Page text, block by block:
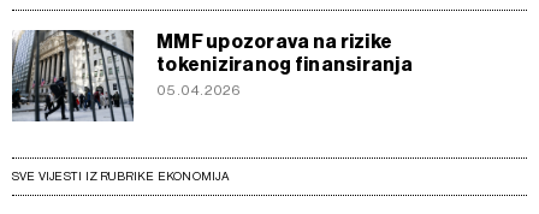
MMF upozorava na rizike
tokeniziranog finansiranja
05.04.2026
SVE VIJESTI IZ RUBRIKE EKONOMIJA